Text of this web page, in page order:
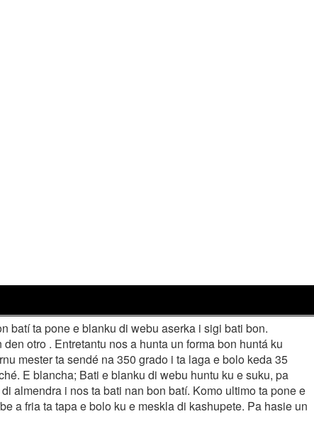
batí ta pone e blanku di webu aserka i sigi bati bon.
otro . Entretantu nos a hunta un forma bon huntá ku
mester ta sendé na 350 grado i ta laga e bolo keda 35
E blancha; Bati e blanku di webu huntu ku e suku, pa
almendra i nos ta bati nan bon batí. Komo ultimo ta pone e
a fria ta tapa e bolo ku e meskla di kashupete. Pa hasie un